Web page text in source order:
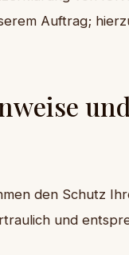
Auftrag;
den Schutz
und